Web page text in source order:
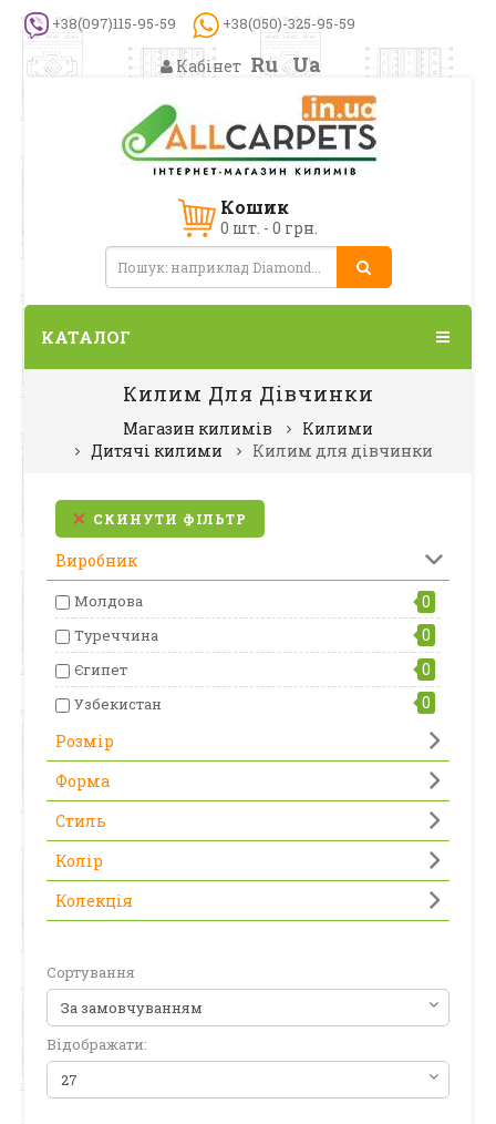
+38(097)115-95-59 +38(050)-325-95-59
Кабінет Ru Ua
Кошик
0 шт. - 0 грн.
КАТАЛОГ
Килим Для Дівчинки
Магазин килимів
Килими
Дитячі килими
Килим для дівчинки
СКИНУТИ ФІЛЬТР
Виробник
Молдова 0
Туреччина 0
Єгипет 0
Узбекистан
0
Розмір
Форма
Стиль
Колір
Колекція
Сортування
Відображати: